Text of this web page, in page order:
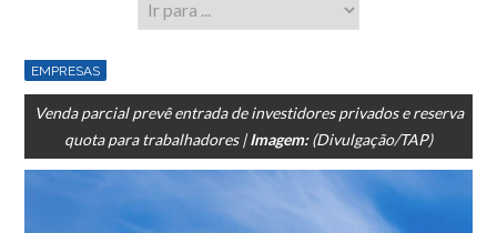
EMPRESAS
Venda parcial prevê entrada de investidores privados e reserva
quota para trabalhadores |Imagem:(Divulgação/TAP)